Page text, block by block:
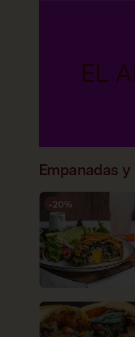
Empanadas
-20%